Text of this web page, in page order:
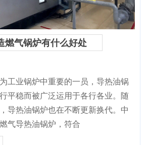
燃气锅炉有什么好处
工业锅炉中重要的一员，导热油锅
平稳而被广泛运用于各行各业。随
导热油锅炉也在不断更新换代。中
气导热油锅炉，符合